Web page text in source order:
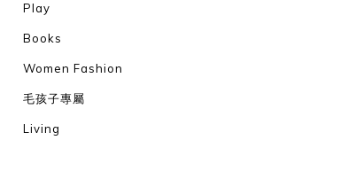
Play
Books
Women Fashion
毛孩子專屬
Living